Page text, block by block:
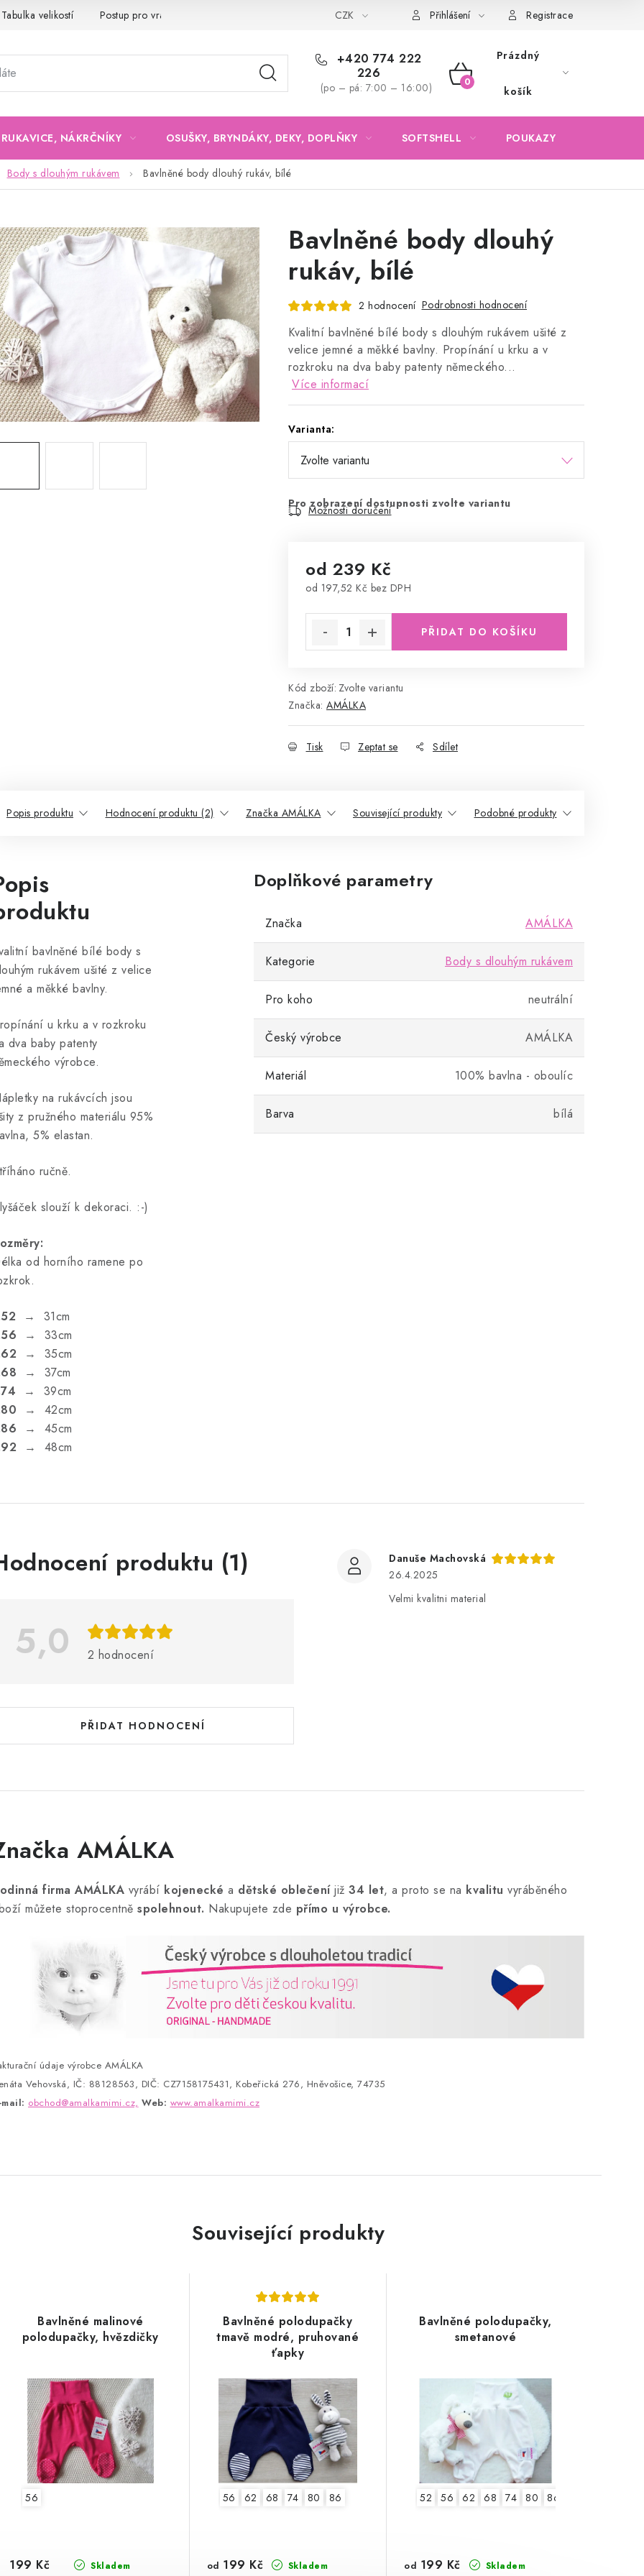
Tabulka velikostí Postup pro vrácení a výměnu Obchodní podmínky Podmínky ochrany osobních údajů
CZK Přihlášení Registrace
+420 774 222
226
(po – pá: 7:00 – 16:00)
NÁKUPNÍ
Prázdný
košík
NÁKRČNÍKY OSUŠKY, BRYNDÁKY, DEKY, DOPLŇKY SOFTSHELL POUKAZY
Body s dlouhým rukávem Bavlněné body dlouhý rukáv, bílé
Bavlněné body dlouhý
rukáv, bílé
2 hodnocení Podrobnosti hodnocení
Kvalitní bavlněné bílé body s dlouhým rukávem ušité z
velice jemné a měkké bavlny. Propínání u krku a v
rozkroku na dva baby patenty německého...
Více informací
Varianta:
Pro zobrazení dostupnosti zvolte variantu
Možnosti doručení
od 239 Kč
od 197,52 Kč bez DPH
PŘIDAT DO KOŠÍKU
Kód zboží: Zvolte variantu
Značka: AMÁLKA
Tisk Zeptat se Sdílet
Popis produktu Hodnocení produktu (2) Značka AMÁLKA Související produkty Podobné produkty
bavlněné bílé body s
rukávem ušité z velice
a měkké bavlny.
u krku a v rozkroku
dva baby patenty
výrobce.
na rukávcích jsou
z pružného materiálu 95%
5% elastan.
ručně.
slouží k dekoraci. :-)
od horního ramene po
→ 31cm
→ 33cm
→ 35cm
→ 37cm
→ 39cm
→ 42cm
→ 45cm
→ 48cm
Doplňkové parametry
Značka AMÁLKA
Kategorie Body s dlouhým rukávem
Pro koho neutrální
Český výrobce AMÁLKA
Materiál 100% bavlna - oboulíc
Barva bílá
produktu (1)
5,0 2 hodnocení
PŘIDAT HODNOCENÍ
Danuše Machovská
26.4.2025
Velmi kvalitni material
AMÁLKA
firma AMÁLKA vyrábí kojenecké a dětské oblečeníjiž 34 let, a proto se na kvalitu vyráběného
můžete stoprocentně spolehnout. Nakupujete zde přímo u výrobce.
údaje výrobce AMÁLKA
Vehovská, IČ: 88128563, DIČ: CZ7158175431, Kobeřická 276, Hněvošice, 74735
mail: obchod@amalkamimi.cz, Web: www.amalkamimi.cz
Související produkty
Bavlněné malinové
polodupačky, hvězdičky
56
Skladem
199 Kč
Bavlněné polodupačky
tmavě modré, pruhované
ťapky
56 62 68 74 80 86
Skladem
od 199 Kč
Bavlněné polodupačky,
smetanové
52 56 62 68 74 80 86
Skladem
od 199 Kč